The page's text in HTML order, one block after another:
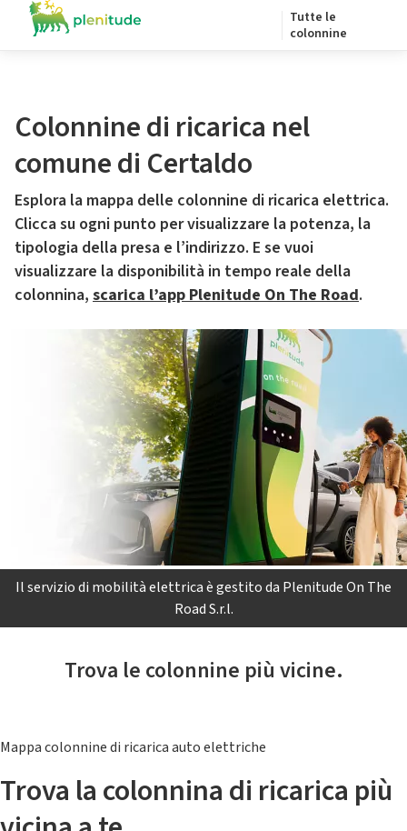
Tutte le
colonnine
Colonnine di ricarica nel
comune di Certaldo
Esplora la mappa delle colonnine di ricarica elettrica.
Clicca su ogni punto per visualizzare la potenza, la
tipologia della presa e l’indirizzo. E se vuoi
visualizzare la disponibilità in tempo reale della
colonnina, scarica l’app Plenitude On The Road.
Il servizio di mobilità elettrica è gestito da Plenitude On The
Road S.r.l.
Trova le colonnine più vicine.
Mappa colonnine di ricarica auto elettriche
Trova la colonnina di ricarica più